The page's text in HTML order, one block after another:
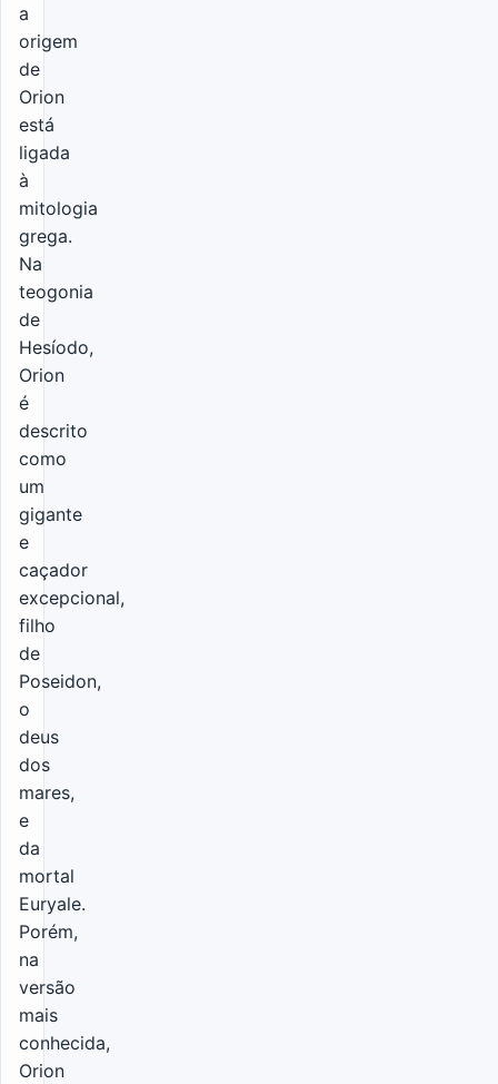
a
origem
de
Orion
está
ligada
à
mitologia
grega.
Na
teogonia
de
Hesíodo,
Orion
é
descrito
como
um
gigante
e
caçador
excepcional,
filho
de
Poseidon,
o
deus
dos
mares,
e
da
mortal
Euryale.
Porém,
na
versão
mais
conhecida,
Orion